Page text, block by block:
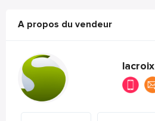
A propos du vendeur
lacroix